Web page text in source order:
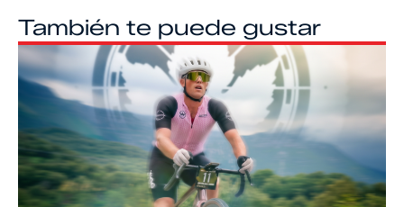
También te puede gustar